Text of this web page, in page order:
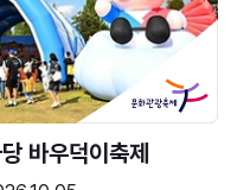
바우덕이축제